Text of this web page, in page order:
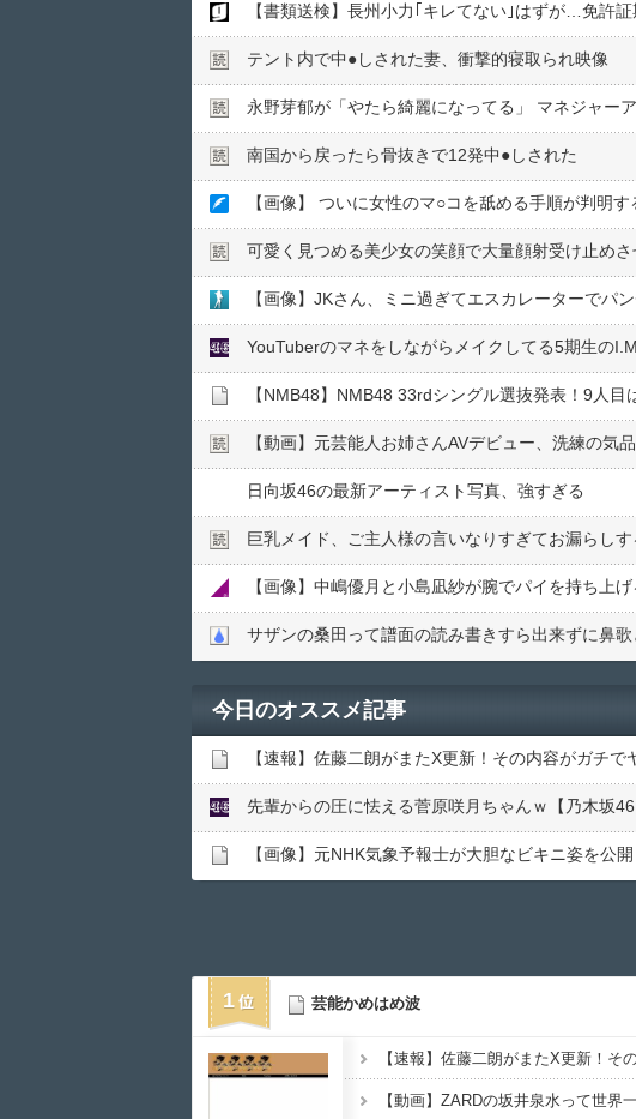
【書類送検】長州小力｢キレてない｣はずが…免許
テント内で中●︎しされた妻、衝撃的寝取られ映像
永野芽郁が「やたら綺麗になってる」 マネジャー
南国から戻ったら骨抜きで12発中●︎しされた
【画像】 ついに女性のマ○コを舐める手順が判明す
可愛く見つめる美少女の笑顔で大量顔射受け止め
【画像】JKさん、ミニ過ぎてエスカレーターでパ
YouTuberのマネをしながらメイクしてる5期生の
【NMB48】NMB48 33rdシングル選抜発表！9人目
【動画】元芸能人お姉さんAVデビュー、洗練の気
日向坂46の最新アーティスト写真、強すぎる
巨乳メイド、ご主人様の言いなりすぎてお漏らし
【画像】中嶋優月と小島凪紗が腕でパイを持ち上
サザンの桑田って譜面の読み書きすら出来ずに鼻
今日のオススメ記事
【速報】佐藤二朗がまたX更新！その内容がガチで
先輩からの圧に怯える菅原咲月ちゃんｗ【乃木坂46
【画像】元NHK気象予報士が大胆なビキニ姿を公
1 芸能かめはめ波
【動画】ZARDの坂井泉水って世界